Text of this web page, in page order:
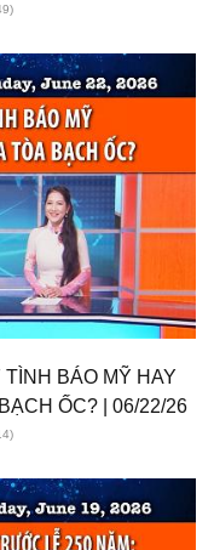
BÁO MỸ HAY
ỐC? | 06/22/26